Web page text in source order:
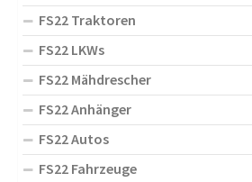
FS22 Traktoren
FS22 LKWs
FS22 Mähdrescher
FS22 Anhänger
FS22 Autos
FS22 Fahrzeuge